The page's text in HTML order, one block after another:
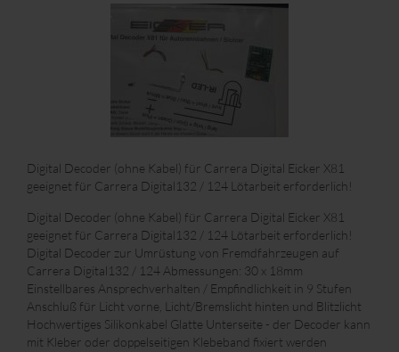
Digital Decoder (ohne Kabel) für Carrera Digital Eicker X81
geeignet für Carrera Digital132 / 124 Lötarbeit erforderlich!
Digital Decoder (ohne Kabel) für Carrera Digital Eicker X81
geeignet für Carrera Digital132 / 124 Lötarbeit erforderlich!
Digital Decoder zur Umrüstung von Fremdfahrzeugen auf
Carrera Digital132 / 124 Abmessungen: 30 x 18mm
Einstellbares Ansprechverhalten / Empfindlichkeit in 9 Stufen
Anschluß für Licht vorne, Licht/Bremslicht hinten und Blitzlicht
Hochwertiges Silikonkabel Glatte Unterseite - der Decoder kann
mit Kleber oder doppelseitigen Klebeband fixiert werden